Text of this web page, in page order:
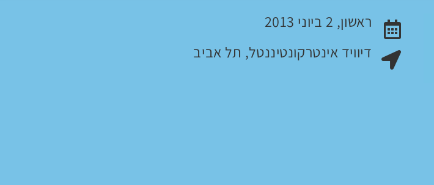
האירוע יתקיים בתאריך
ראשון, 2 ביוני 2013
דיוויד אינטרקונטיננטל, תל אביב